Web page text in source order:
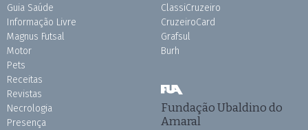
Guia Saúde
Informação Livre
Magnus Futsal
Motor
Pets
Receitas
Revistas
Necrologia
Presença
ClassiCruzeiro
CruzeiroCard
Grafsul
Burh
Fundação Ubaldino do
Amaral